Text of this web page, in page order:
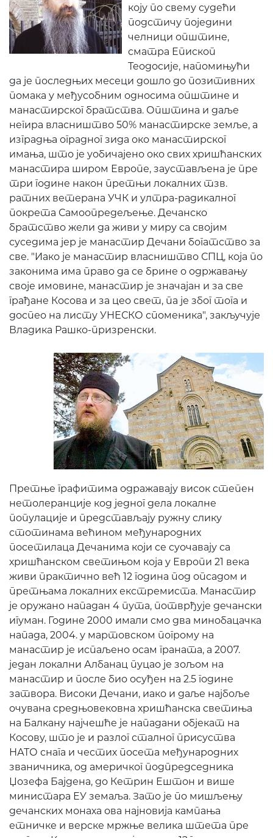
коју по свему судећи
подстичу поједини
челници општине,
сматра Епископ
Теодосије, напомињући
да је последњих месеци дошло до позитивних
помака у међусобним односима општине и
манастирског братства. Општина и даље
негира власништво 50% манастирске земље, а
изградња оградног зида око манастирског
имања, што је уобичајено око свих хришћанских
манастира широм Европе, заустављена је пре
три године након претњи локалних тзв.
ратних ветерана УЧК и ултра-радикалног
покрета Самоопредељење. Дечанско
братство жели да живи у миру са својим
суседима јер је манастир Дечани богатство за
све. "Иако је манастир власништво СПЦ, која по
законима има право да се брине о одржавању
своје имовине, манастир је значајан и за све
грађане Косова и за цео свет, па је због тога и
доспео на листу УНЕСКО споменика", закључује
Владика Рашко-призренски.
Претње графитима одражавају висок степен
нетолеранције код једног дела локалне
популације и представљају ружну слику
стотинама већином међународних
посетилаца Дечанима који се суочавају са
хришћанском светињом која у Европи 21 века
живи практично већ 12 година под опсадом и
претњама локалних екстремиста. Манастир
је оружано нападан 4 пута, потврђује дечански
игуман. Године 2000 имали смо два минобацачка
напада, 2004. у мартовском погрому на
манастир је испаљено осам граната, а 2007.
један локални Албанац пуцао је зољом на
манастир и после био осуђен на 2.5 године
затвора. Високи Дечани, иако и даље најбоље
очувана средњовековна хришћанска светиња
на Балкану најчешће је нападани објекат на
Косову, што је и разлог сталног присуства
НАТО снага и честих посета међународних
званичника, од америчког подпредседника
Џозефа Бајдена, до Кетрин Ештон и више
министара ЕУ земаља. Зато је по мишљењу
дечанских монаха ова најновија кампања
етничке и верске мржње велика штета пре